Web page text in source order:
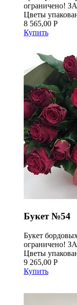
Цветы
8 565,00 Р
Купить
Букет №54
Букет
Цветы
9 265,00 Р
Купить